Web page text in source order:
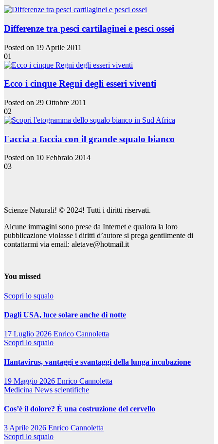
Differenze tra pesci cartilaginei e pesci ossei
Posted on 19 Aprile 2011
01
Ecco i cinque Regni degli esseri viventi
Posted on 29 Ottobre 2011
02
Faccia a faccia con il grande squalo bianco
Posted on 10 Febbraio 2014
03
Scienze Naturali! © 2024! Tutti i diritti riservati.
Alcune immagini sono prese da Internet e qualora la loro
pubblicazione violasse i diritti d’autore si prega gentilmente di
contattarmi via email: aletave@hotmail.it
You missed
Scopri lo squalo
Dagli USA, luce solare anche di notte
17 Luglio 2026 Enrico Cannoletta
Scopri lo squalo
Hantavirus, vantaggi e svantaggi della lunga incubazione
19 Maggio 2026 Enrico Cannoletta
Medicina News scientifiche
Cos’è il dolore? È una costruzione del cervello
3 Aprile 2026 Enrico Cannoletta
Scopri lo squalo